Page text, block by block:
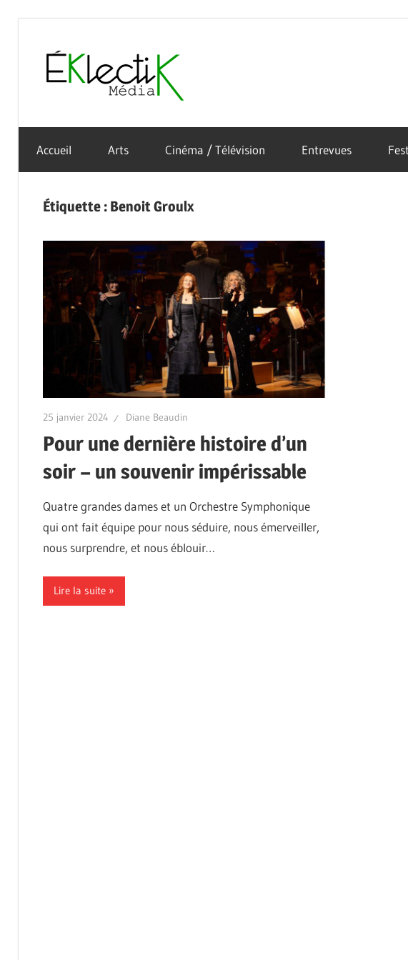
content
Média
culture
sous
toutes
formes
Accueil Arts Cinéma / Télévision Entrevues
Étiquette : Benoit Groulx
25 janvier 2024 Diane Beaudin
Pour une dernière histoire d’un
soir – un souvenir impérissable
Quatre grandes dames et un Orchestre Symphonique
qui ont fait équipe pour nous séduire, nous émerveiller,
nous surprendre, et nous éblouir…
Lire la suite